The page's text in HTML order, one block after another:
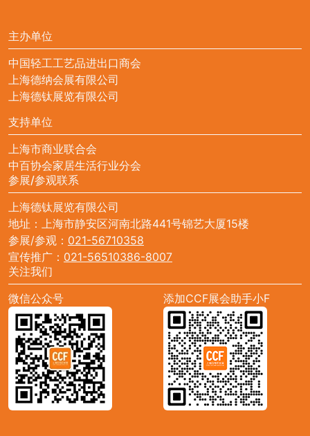
主办单位
中国轻工工艺品进出口商会
上海德纳会展有限公司
上海德钛展览有限公司
支持单位
上海市商业联合会
中百协会家居生活行业分会
参展/参观联系
上海德钛展览有限公司
地址：上海市静安区河南北路441号锦艺大厦15楼
参展/参观： 021-56710358
宣传推广： 021-56510386-8007
关注我们
微信公众号
添加CCF展会助手小F